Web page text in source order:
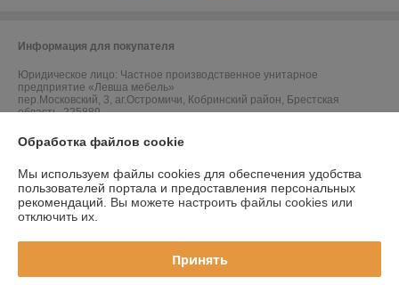
Информация для покупателя
Юридическое лицо: Частное производственное унитарное
предприятие «Левша мебель»
пер.Московский, 3, аг.Остромичи, Кобринский район, Брестская
область, 225889
Регистрационный номер ЕГР: 291744464
УНП: 291744464
Регистрационный орган: Кобринский районный исполнительный
комитет
Дата регистрации компании: 04.07.2023
Ссылка на свидетельство/лицензию
Обработка файлов cookie
Мы используем файлы cookies для обеспечения удобства
пользователей портала и предоставления персональных
рекомендаций. Вы можете настроить файлы cookies или
отключить их.
Принять